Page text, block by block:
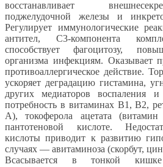
восстанавливает
поджелудочной железы и
Регулирует иммунологические
антител, С3-компонента
способствует фагоцитозу,
организма инфекциям. Оказывает
противоаллергическое действие.
ускоряет деградацию гистамина,
других медиаторов воспаления
потребность в витаминах В1, В2,
А), токоферола ацетата
пантотеновой кислоте.
кислоты приводит к развитию
случаях — авитаминоза (скорбут,
Всасывается в тонкой кишке